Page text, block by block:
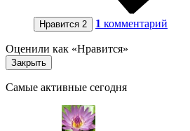
Нравится 2 1 комментарий
Оценили как «Нравится»
Закрыть
Самые активные сегодня